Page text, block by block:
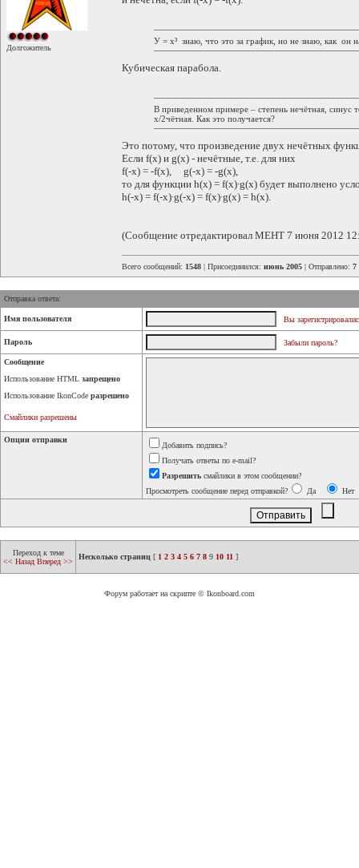
Долгожитель
У = х³ знаю, что это за график, но не знаю, как он
Кубическая парабола.
В приведенном примере – степень нечётная,
x/2чётная. Как это получается?
Это потому, что произведение двух нечётных
Если f(x) и g(x) - нечётные, т.е. для них
f(-x) = -f(x), g(-x) = -g(x),
то для функции h(x) = f(x)∙g(x) будет выполнено
h(-x) = f(-x)∙g(-x) = f(x)∙g(x) = h(x).
(Сообщение отредактировал MEHT 7 июня 2012
Всего сообщений: 1548 | Присоединился: июнь 2005 | Отправлено: 7
Отправка ответа:
Имя пользователя Вы
Пароль Забыли пароль?
Сообщение
Использование HTML запрещено
Использование IkonCode разрешено
Смайлики разрешены
Опции отправки
Добавить подпись?
Получать ответы по e-mail?
Разрешить смайлики в этом сообщении?
Просмотреть сообщение перед отправкой?
Да Нет
Переход к теме
<< Назад Вперед >>
Несколько страниц [ 1 2 3 4 5 6 7 8 9 10 11 ]
Форум работает на скрипте © Ikonboard.com